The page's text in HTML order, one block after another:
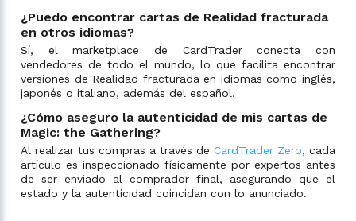
¿Puedo encontrar cartas de Realidad fracturada
en otros idiomas?
Sí, el marketplace de CardTrader conecta con
vendedores de todo el mundo, lo que facilita encontrar
versiones de Realidad fracturada en idiomas como inglés,
japonés o italiano, además del español.
¿Cómo aseguro la autenticidad de mis cartas de
Magic: the Gathering?
Al realizar tus compras a través de CardTrader Zero, cada
artículo es inspeccionado físicamente por expertos antes
de ser enviado al comprador final, asegurando que el
estado y la autenticidad coincidan con lo anunciado.